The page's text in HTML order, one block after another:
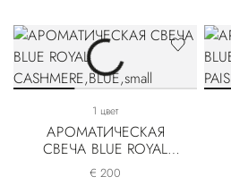
1 цвет
АРОМАТИЧЕСКАЯ
СВЕЧА BLUE ROYAL
CASHMERE
€ 200